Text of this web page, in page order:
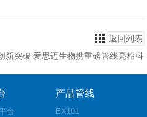
返回列表
新突破 爱思迈生物携重磅管线亮相科
台
产品管线
EX101